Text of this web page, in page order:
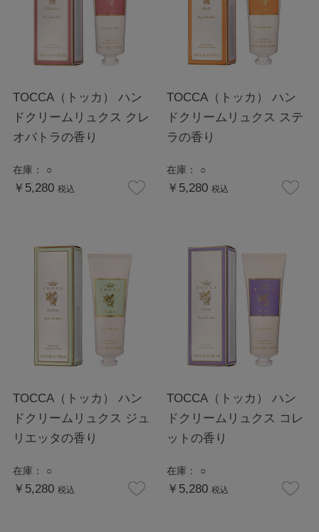
TOCCA（トッカ） ハン
ドクリームリュクス クレ
オパトラの香り
在庫： ○
￥5,280 税込
TOCCA（トッカ） ハン
ドクリームリュクス ステ
ラの香り
在庫： ○
￥5,280 税込
TOCCA（トッカ） ハン
ドクリームリュクス ジュ
リエッタの香り
在庫： ○
￥5,280 税込
TOCCA（トッカ） ハン
ドクリームリュクス コレ
ットの香り
在庫： ○
￥5,280 税込